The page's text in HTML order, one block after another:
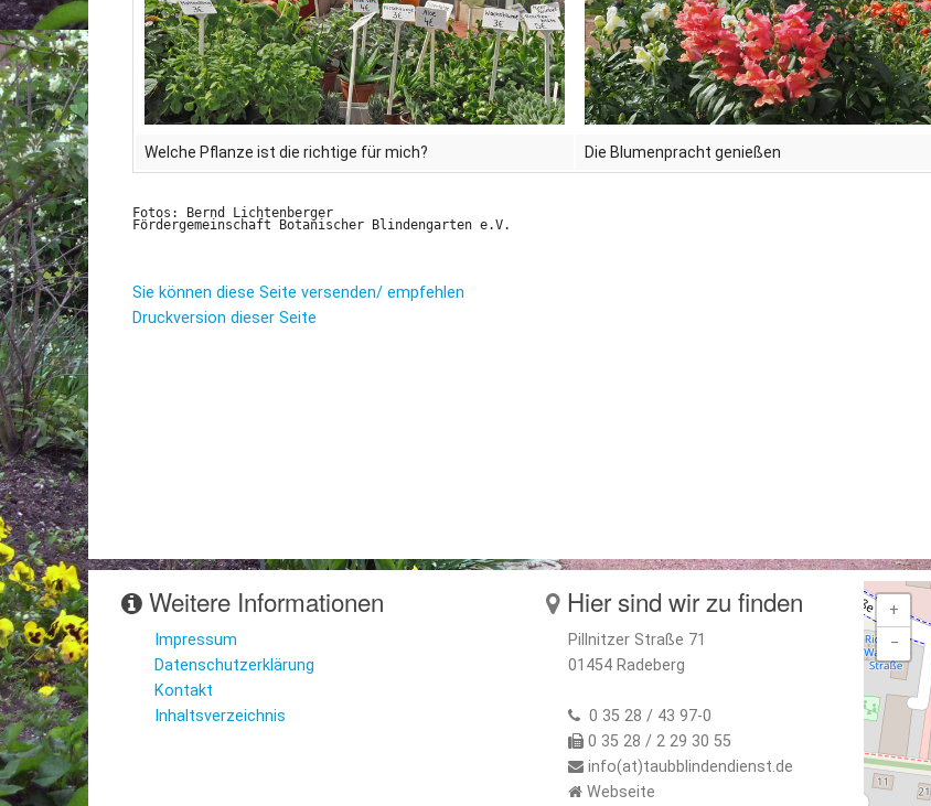
Welche Pflanze ist die richtige für mich? Die Blumenpracht genießen
Fotos: Bernd Lichtenberger
Fördergemeinschaft Botanischer Blindengarten e.V.
Sie können diese Seite versenden/ empfehlen
Druckversion dieser Seite
Weitere Informationen
Impressum
Datenschutzerklärung
Kontakt
Inhaltsverzeichnis
Hier sind wir zu finden
Pillnitzer Straße 71
01454 Radeberg
0 35 28 / 43 97-0
0 35 28 / 2 29 30 55
info(at)taubblindendienst.de
Webseite
+
−